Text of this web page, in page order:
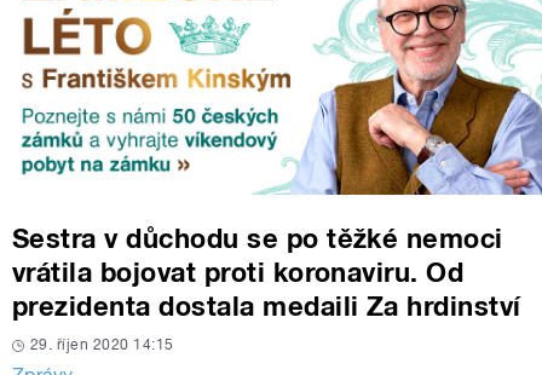
Sestra v důchodu se po těžké nemoci
vrátila bojovat proti koronaviru. Od
prezidenta dostala medaili Za hrdinství
29. říjen 2020 14:15